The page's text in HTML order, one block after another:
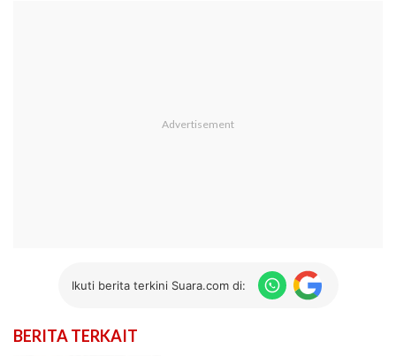
Ikuti berita terkini Suara.com di:
BERITA TERKAIT